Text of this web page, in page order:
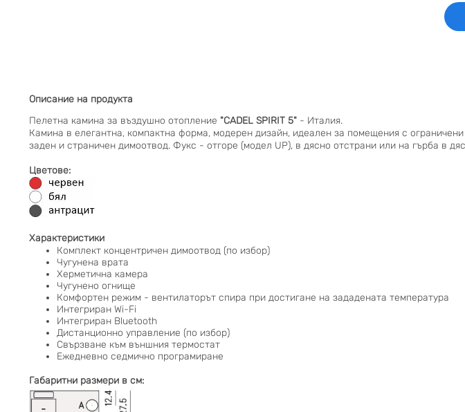
Описание на продукта
Пелетна камина за въздушно отопление "CADEL SPIRIT 5" - Италия.
Камина в елегантна, компактна форма, модерен дизайн, идеален за помещения с
заден и страничен димоотвод. Фукс - отгоре (модел UP), в дясно отстрани или на гърба в
Цветове:
Характеристики
Комплект концентричен димоотвод (по избор)
Чугунена врата
Херметична камера
Чугунено огнище
Комфортен режим - вентилаторът спира при достигане на зададената температура
Интегриран Wi-Fi
Интегриран Bluetooth
Дистанционно управление (по избор)
Свързване към външния термостат
Ежедневно седмично програмиране
Габаритни размери в см: